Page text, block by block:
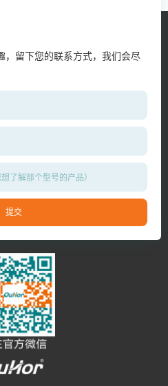
，留下您的联系方式，我们会尽